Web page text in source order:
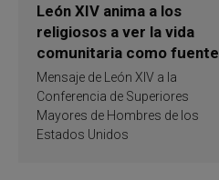
León XIV anima a los
religiosos a ver la vida
comunitaria como fuente
de inspiración y
santificación
Mensaje de León XIV a la
Conferencia de Superiores
Mayores de Hombres de los
Estados Unidos